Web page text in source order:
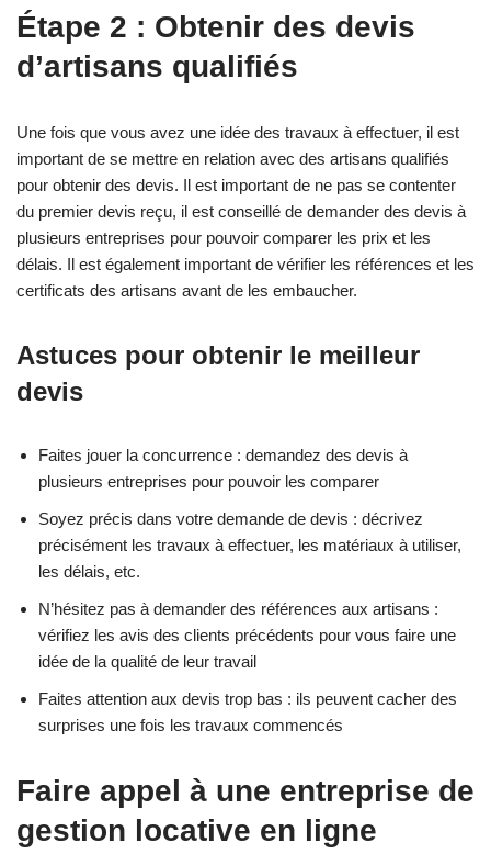
Étape 2 : Obtenir des devis
d’artisans qualifiés
Une fois que vous avez une idée des travaux à effectuer, il est
important de se mettre en relation avec des artisans qualifiés
pour obtenir des devis. Il est important de ne pas se contenter
du premier devis reçu, il est conseillé de demander des devis à
plusieurs entreprises pour pouvoir comparer les prix et les
délais. Il est également important de vérifier les références et les
certificats des artisans avant de les embaucher.
Astuces pour obtenir le meilleur
devis
Faites jouer la concurrence : demandez des devis à
plusieurs entreprises pour pouvoir les comparer
Soyez précis dans votre demande de devis : décrivez
précisément les travaux à effectuer, les matériaux à utiliser,
les délais, etc.
N’hésitez pas à demander des références aux artisans :
vérifiez les avis des clients précédents pour vous faire une
idée de la qualité de leur travail
Faites attention aux devis trop bas : ils peuvent cacher des
surprises une fois les travaux commencés
Faire appel à une entreprise de
gestion locative en ligne